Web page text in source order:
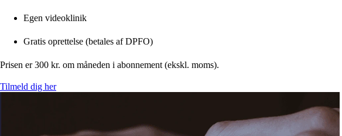
Egen videoklinik
Gratis oprettelse (betales af DPFO)
Prisen er 300 kr. om måneden i abonnement (ekskl. moms).
Tilmeld dig her